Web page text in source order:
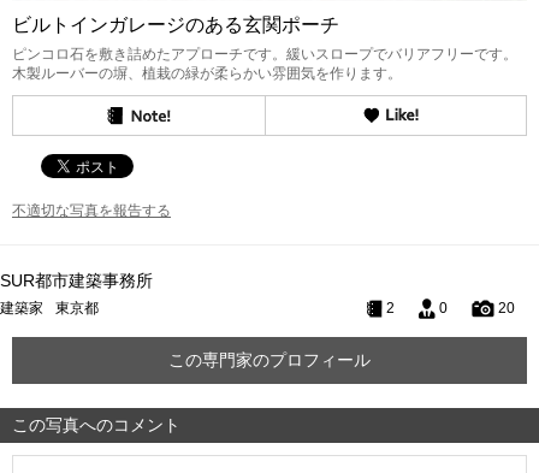
ビルトインガレージのある玄関ポーチ
ピンコロ石を敷き詰めたアプローチです。緩いスロープでバリアフリーです。
木製ルーバーの塀、植栽の緑が柔らかい雰囲気を作ります。
不適切な写真を報告する
SUR都市建築事務所
建築家 東京都 2 0 20
この専門家のプロフィール
この写真へのコメント